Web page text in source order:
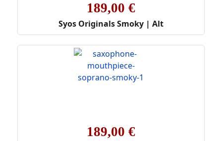
189,00 €
Syos Originals Smoky | Alt
189,00 €